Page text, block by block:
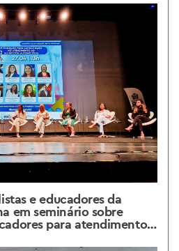
e educadores da
em seminário sobre
para atendimento